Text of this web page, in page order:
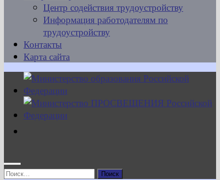
Центр содействия трудоустройству
Информация работодателям по
трудоустройству
Контакты
Карта сайта
Найти: